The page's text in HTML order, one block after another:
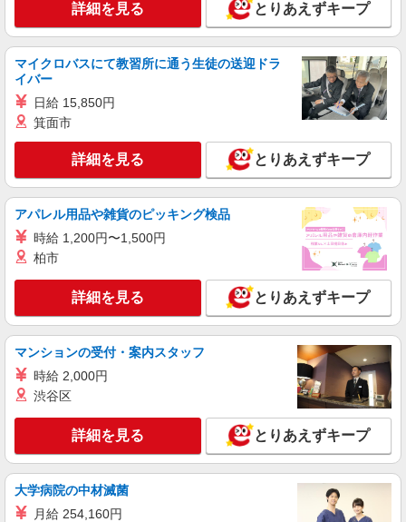
詳細を見る とりあえずキープ
マイクロバスにて教習所に通う生徒の送迎ドラ
イバー
日給 15,850円
箕面市
詳細を見る とりあえずキープ
アパレル用品や雑貨のピッキング検品
時給 1,200円〜1,500円
柏市
詳細を見る とりあえずキープ
マンションの受付・案内スタッフ
時給 2,000円
渋谷区
詳細を見る とりあえずキープ
大学病院の中材滅菌
月給 254,160円